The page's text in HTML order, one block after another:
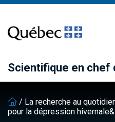
contenu
principal
pied
de
Scientifique en chef
/ La recherche au
pour la dépression